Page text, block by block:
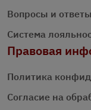
Вопросы и ответы
Система
Правовая
Политика
Согласие на